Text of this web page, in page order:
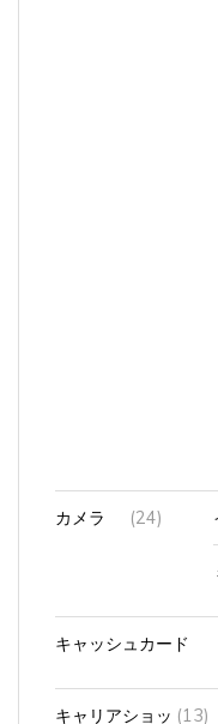
カメラ (24)
キャッシュカード
キャリアショッ (13)